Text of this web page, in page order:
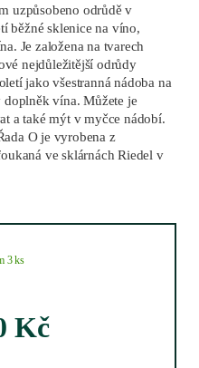
uzpůsobeno odrůdě v
běžné sklenice na víno,
Je založena na tvarech
nejdůležitější odrůdy
jako všestranná nádoba na
vína. Můžete je
a také mýt v myčce nádobí.
O je vyrobena z
ve sklárnách Riedel v
3 ks
Kč